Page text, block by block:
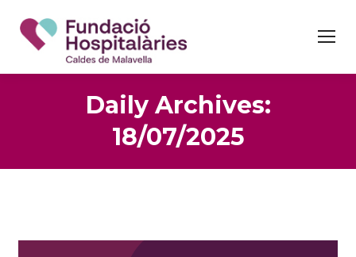
Daily Archives:
18/07/2025